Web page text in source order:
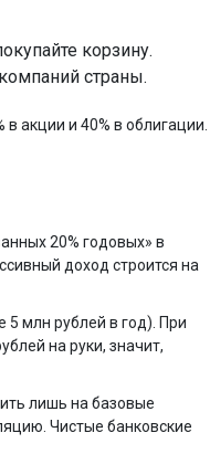
корзину.
страны.
акции и 40% в облигации.
20% годовых» в
доход строится на
млн рублей в год). При
на руки, значит,
лишь на базовые
Чистые банковские